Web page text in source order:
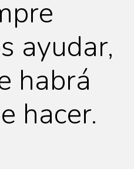
ayudar,
habrá
hacer.